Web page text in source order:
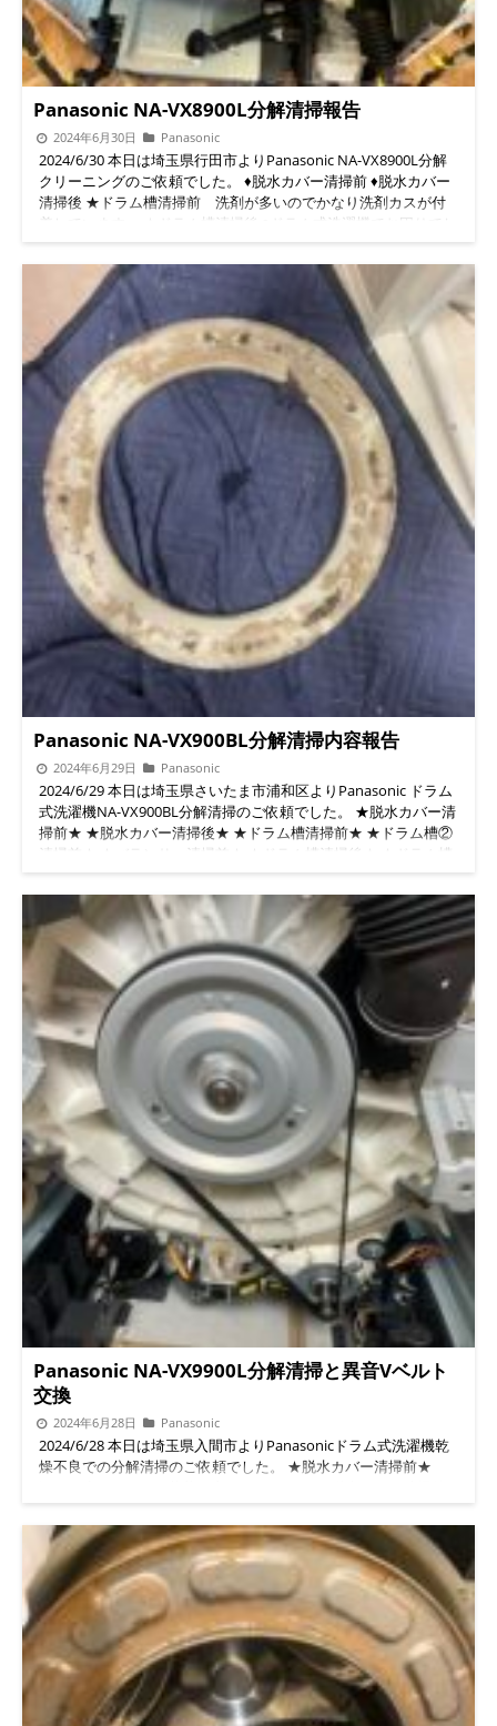
Panasonic NA-VX8900L分解清掃報告
2024年6月30日 Panasonic
2024/6/30 本日は埼玉県行田市よりPanasonic NA-VX8900L分解
クリーニングのご依頼でした。 ♦︎脱水カバー清掃前 ♦︎脱水カバー
清掃後 ★ドラム槽清掃前 洗剤が多いのでかなり洗剤カスが付
着しています。 ★ドラム槽清掃後 ◉ドラム式洗濯機でお困りでし
◇◆◇◆◇◆◇◆◇◆◇◆◇◆◇◆◇◆◇◆◇ #便利屋BUZZ #ド
ラム式洗濯機分解クリーニング/修理専門店 問い合わせは公式
LINEよりお待ちしています。 公式LINE→ https://lin.ee/5fihH7O
◇◆◇◆◇◆◇◆◇◆◇◆◇◆◇◆◇◆◇◆◇ 続きを読む
Panasonic NA-VX900BL分解清掃内容報告
2024年6月29日 Panasonic
2024/6/29 本日は埼玉県さいたま市浦和区よりPanasonic ドラム
式洗濯機NA-VX900BL分解清掃のご依頼でした。 ★脱水カバー清
掃前★ ★脱水カバー清掃後★ ★ドラム槽清掃前★ ★ドラム槽②
清掃前★ ★バランサー清掃前★ ★ドラム槽清掃後★ ★ドラム槽
ありましたら公式LINEよりお問い合わせお待ちしてます。
◇◆◇◆◇◆◇◆◇◆◇◆◇◆◇◆◇◆◇◆◇ #便利屋BUZZ #ド
ラム式洗濯機分解クリーニング/修理専門店 問い合わせは公式
LINEよりお待ちしています。 公式LINE→ https://lin.ee/5fihH7O
◇◆◇◆◇◆◇◆◇◆◇◆◇◆◇◆◇◆◇◆◇ 続きを読む
Panasonic NA-VX9900L分解清掃と異音Vベルト
交換
2024年6月28日 Panasonic
2024/6/28 本日は埼玉県入間市よりPanasonicドラム式洗濯機乾
燥不良での分解清掃のご依頼でした。 ★脱水カバー清掃前★
るのでVベルト交換致しました。 ★Vベルト交換前★ ★Vベルト
取り外し★ ★Vベルト伸びてる★ ★Vベルト交換★ ◉Panasonic V
ベルトは分解清掃のタイミングで交換をおすすめします。
◇◆◇◆◇◆◇◆◇◆◇◆◇◆◇◆◇◆◇◆◇ #便利屋BUZZ #ド
ラム式洗濯機分解クリーニング/修理専門店 問い合わせは公式
LINEよりお待ちしています。 公式LINE→ https://lin.ee/5fihH7O
◇◆◇◆◇◆◇◆◇◆◇◆◇◆◇◆◇◆◇◆◇ 続きを読む